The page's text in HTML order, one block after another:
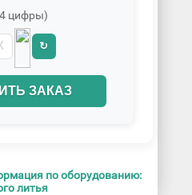
цифры)
↻
ЗАКАЗ
по оборудованию:
литья